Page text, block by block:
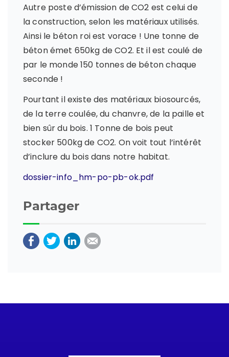
Autre poste d’émission de CO2 est celui de
la construction, selon les matériaux utilisés.
Ainsi le béton roi est vorace ! Une tonne de
béton émet 650kg de CO2. Et il est coulé de
par le monde 150 tonnes de béton chaque
seconde !
Pourtant il existe des matériaux biosourcés,
de la terre coulée, du chanvre, de la paille et
bien sûr du bois. 1 Tonne de bois peut
stocker 500kg de CO2. On voit tout l’intérêt
d’inclure du bois dans notre habitat.
dossier-info_hm-po-pb-ok.pdf
Partager